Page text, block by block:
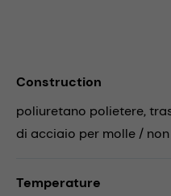
Construction
poliuretano polietere,
di acciaio per molle /
Temperature